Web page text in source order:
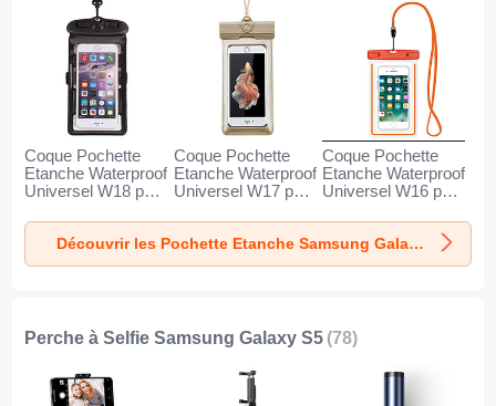
Coque Pochette
Etanche Waterproof
Universel W18 pour
S5 Noir
Coque Pochette
Etanche Waterproof
Universel W17 pour
S5 Or
Coque Pochette
Etanche Waterproof
Universel W16 pour
S5 Orange
Découvrir les Pochette Etanche Samsung Galaxy S5
Perche à Selfie Samsung Galaxy S5 (78)